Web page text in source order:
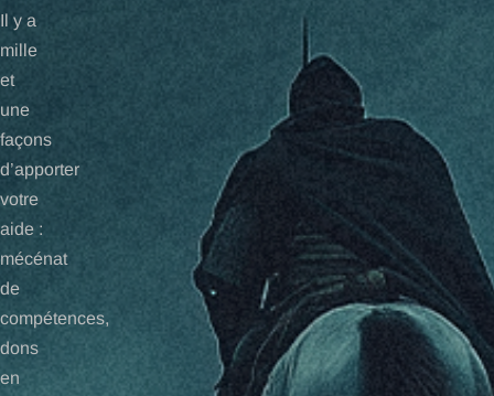
Il y a
mille
et
une
façons
d’apporter
votre
aide :
mécénat
de
compétences,
dons
en